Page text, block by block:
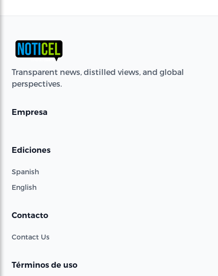
Transparent news, distilled views, and global
perspectives.
Empresa
Ediciones
Spanish
English
Contacto
Contact Us
Términos de uso